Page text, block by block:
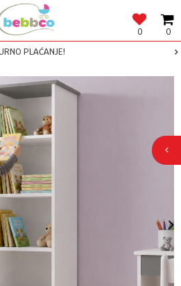
0
0
PLAĆANJE!